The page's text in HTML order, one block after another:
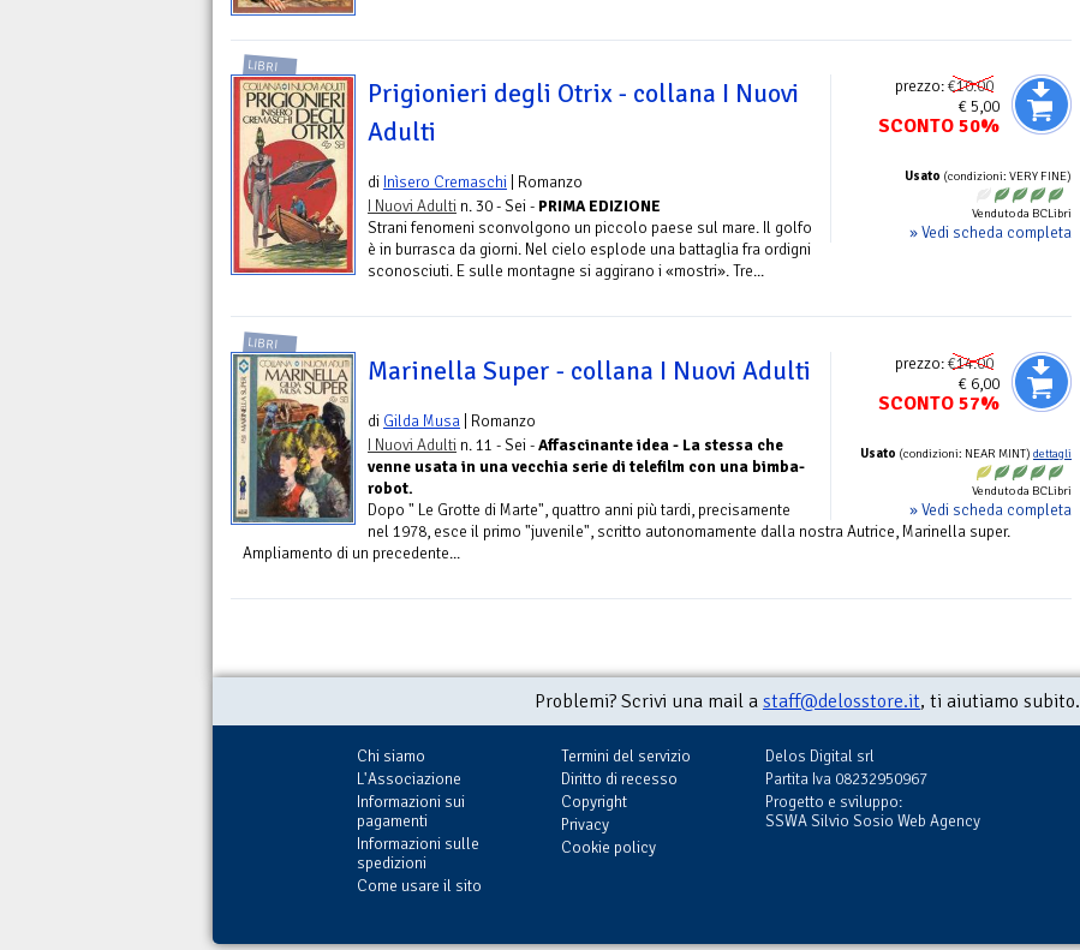
prezzo:€10.00
€ 5,00
SCONTO 50%
Usato (condizioni: VERY FINE)
Venduto da BCLibri
» Vedi scheda completa
LIBRI
Prigionieri degli Otrix - collana I Nuovi
Adulti
di Inìsero Cremaschi | Romanzo
I Nuovi Adulti n. 30 - Sei - PRIMA EDIZIONE
Strani fenomeni sconvolgono un piccolo paese sul mare. Il golfo
è in burrasca da giorni. Nel cielo esplode una battaglia fra ordigni
sconosciuti. E sulle montagne si aggirano i «mostri». Tre...
prezzo:€14.00
€ 6,00
SCONTO 57%
Usato (condizioni: NEAR MINT) dettagli
Venduto da BCLibri
» Vedi scheda completa
LIBRI
Marinella Super - collana I Nuovi Adulti
di Gilda Musa | Romanzo
I Nuovi Adulti n. 11 - Sei -Affascinante idea - La stessa che
venne usata in una vecchia serie di telefilm con una bimba-
robot.
Dopo " Le Grotte di Marte", quattro anni più tardi, precisamente
nel 1978, esce il primo "juvenile", scritto autonomamente dalla nostra Autrice, Marinella super.
Ampliamento di un precedente...
Problemi? Scrivi una mail a staff@delosstore.it, ti aiutiamo subito.
Chi siamo
L'Associazione
Informazioni sui
pagamenti
Informazioni sulle
spedizioni
Come usare il sito
Termini del servizio
Diritto di recesso
Copyright
Privacy
Cookie policy
Delos Digital srl
Partita Iva 08232950967
Progetto e sviluppo:
SSWA Silvio Sosio Web Agency